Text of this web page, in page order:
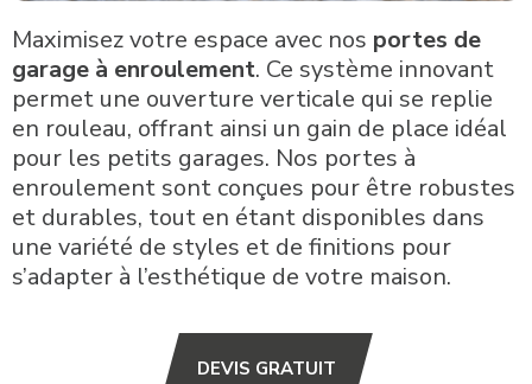
Maximisez votre espace avec nos portes de
garage à enroulement. Ce système innovant
permet une ouverture verticale qui se replie
en rouleau, offrant ainsi un gain de place idéal
pour les petits garages. Nos portes à
enroulement sont conçues pour être robustes
et durables, tout en étant disponibles dans
une variété de styles et de finitions pour
s’adapter à l’esthétique de votre maison.
DEVIS GRATUIT